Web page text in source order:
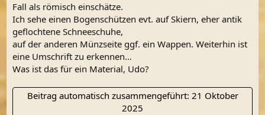
Fall als römisch einschätze.
Ich sehe einen Bogenschützen evt. auf Skiern, eher antik
geflochtene Schneeschuhe,
auf der anderen Münzseite ggf. ein Wappen. Weiterhin ist
eine Umschrift zu erkennen…
Was ist das für ein Material, Udo?
Beitrag automatisch zusammengeführt: 21 Oktober
2025